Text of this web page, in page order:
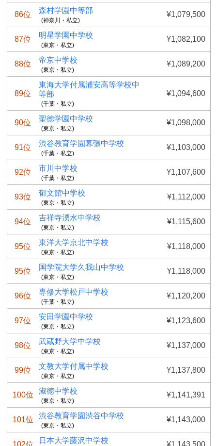
86位 森村学園中等部
(神奈川・私立)
¥1,079,500
87位 明星学園中学校
(東京・私立)
¥1,082,100
88位 帝京中学校
(東京・私立)
¥1,089,200
89位
東海大学付属浦安高等学校中
等部
(千葉・私立)
¥1,094,600
90位 聖徳学園中学校
(東京・私立)
¥1,098,000
91位 渋谷教育学園幕張中学校
(千葉・私立)
¥1,103,000
92位 市川中学校
(千葉・私立)
¥1,107,600
93位 郁文館中学校
(東京・私立)
¥1,112,000
94位 吉祥寺湧水中学校
(東京・私立)
¥1,115,600
95位 東洋大学京北中学校
(東京・私立)
¥1,118,000
95位 国学院大学久我山中学校
(東京・私立)
¥1,118,000
96位 専修大学松戸中学校
(千葉・私立)
¥1,120,200
97位 安田学園中学校
(東京・私立)
¥1,123,600
98位 武蔵野大学中学校
(東京・私立)
¥1,137,000
99位 文教大学付属中学校
(東京・私立)
¥1,137,800
100位 淑徳中学校
(東京・私立)
¥1,141,391
101位 渋谷教育学園渋谷中学校
(東京・私立)
¥1,143,000
日本大学藤沢中学校